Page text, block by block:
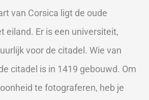
van Corsica ligt de oude
eiland. Er is een universiteit,
voor de citadel. Wie van
citadel is in 1419 gebouwd. Om
te fotograferen, heb je